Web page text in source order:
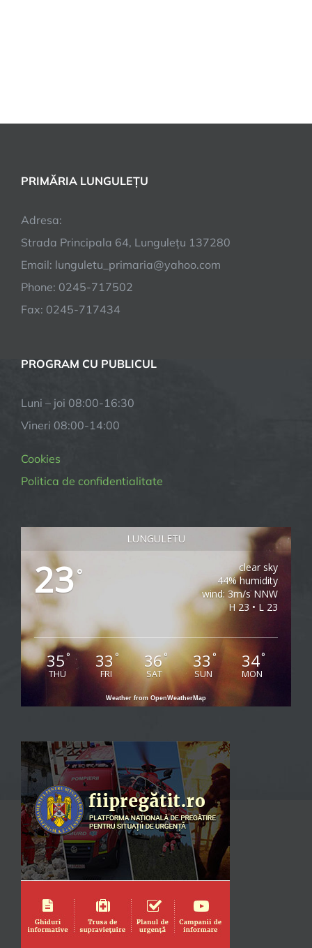
PRIMĂRIA LUNGULEȚU
Adresa:
Strada Principala 64, Lungulețu 137280
Email: lunguletu_primaria@yahoo.com
Phone: 0245-717502
Fax: 0245-717434
PROGRAM CU PUBLICUL
Luni – joi 08:00-16:30
Vineri 08:00-14:00
Cookies
Politica de confidentialitate
LUNGULETU
23°
clear sky
44% humidity
wind: 3m/s NNW
H 23 • L 23
35°
THU
33°
FRI
36°
SAT
33°
SUN
34°
MON
Weather from OpenWeatherMap